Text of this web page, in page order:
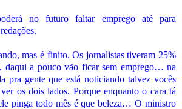
no futuro faltar emprego até para
mas é finito. Os jornalistas tiveram 25%
daqui a pouco vão ficar sem emprego… na
pra gente que está noticiando talvez vocês
os dois lados. Porque enquanto o cara tá
pinga todo mês é que beleza… O ministro